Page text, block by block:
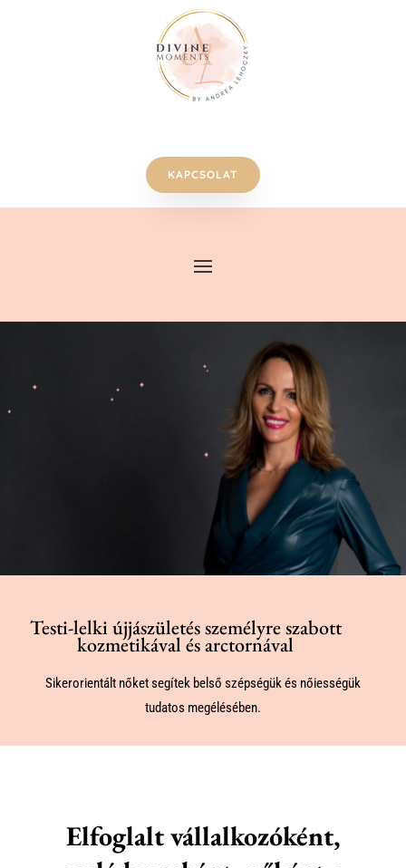
KAPCSOLAT
Testi-lelki újjászületés személyre szabott
kozmetikával és arctornával
Sikerorientált nőket segítek belső szépségük és nőiességük
tudatos megélésében.
Elfoglalt vállalkozóként,